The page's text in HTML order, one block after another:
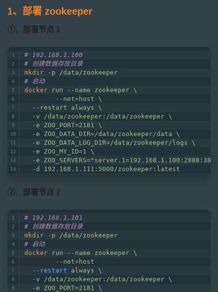
1、部署 zookeeper
①、部署节点 1
# 192.168.1.100
# 创建数据存放目录
mkdir
-p /data/zookeeper
# 启动
docker
run --name zookeeper \
        --net=host \
  --restart always \
  -v /data/zookeeper:/data/zookeeper \
  -e ZOO_PORT=2181 \
  -e ZOO_DATA_DIR=/data/zookeeper/data \
  -e ZOO_DATA_LOG_DIR=/data/zookeeper/logs \
  -e ZOO_MY_ID=1 \
-e
  -d 192.168.1.111:5000/zookeeper:latest
②、部署节点 2
# 192.168.1.101
# 创建数据存放目录
mkdir
-p /data/zookeeper
# 启动
docker
run --name zookeeper \
        --net=host
--restart
always \
  -v /data/zookeeper:/data/zookeeper \
  -e ZOO_PORT=2181 \